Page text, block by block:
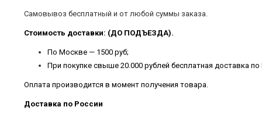
Самовывоз бесплатный и от любой суммы заказа.
Стоимость доставки: (ДО ПОДЪЕЗДА).
По Москве — 1500 руб;
При покупке свыше 20.000 рублей бесплатная доставка
Оплата производится в момент получения товара.
Доставка по России